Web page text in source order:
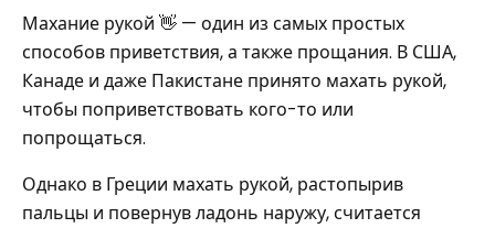
Махание рукой 👋 — один из самых простых
способов приветствия, а также прощания. В США,
Канаде и даже Пакистане принято махать рукой,
чтобы поприветствовать кого-то или
попрощаться.
Однако в Греции махать рукой, растопырив
пальцы и повернув ладонь наружу, считается